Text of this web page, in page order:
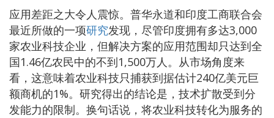
应用差距之大令人震惊。普华永道和印度工商联合会
最近所做的一项研究发现，尽管印度拥有多达3,000
家农业科技企业，但解决方案的应用范围却只达到全
国1.46亿农民中的不到1,500万人。从市场角度来
看，这意味着农业科技只捕获到据估计240亿美元巨
额商机的1%。研究得出的结论是，技术扩散受到分
发能力的限制。换句话说，将农业科技转化为服务的